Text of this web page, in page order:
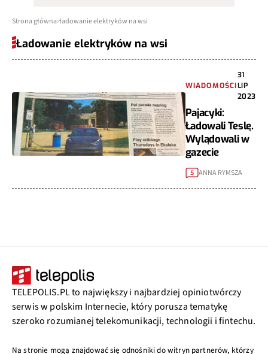
Strona główna ładowanie elektryków na wsi
Ładowanie elektryków na wsi
WIADOMOŚCI
31
LIP
2023
Pajacyki:
Ładowali Teslę.
Wylądowali w
gazecie
5 ANNA RYMSZA
TELEPOLIS.PL to największy i najbardziej opiniotwórczy
serwis w polskim Internecie, który porusza tematykę
szeroko rozumianej telekomunikacji, technologii i fintechu.
Na stronie mogą znajdować się odnośniki do witryn partnerów, którzy